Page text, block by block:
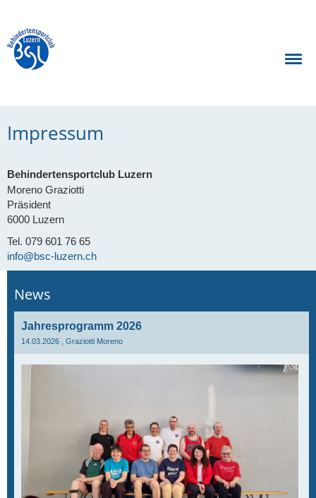
Impressum
Behindertensportclub Luzern
Moreno Graziotti
Präsident
6000 Luzern
Tel. 079 601 76 65
info@bsc-luzern.ch
News
Jahresprogramm 2026
14.03.2026 , Graziotti Moreno